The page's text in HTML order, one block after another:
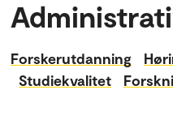
Forskerutdanning
Studiekvalitet